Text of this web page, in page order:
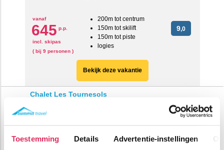
Toestemming Details Advertentie-instellingen
vanaf
645 p.p.
incl. skipas
( bij 9 personen )
200m tot centrum
150m tot skilift
150m tot piste
logies
9,0
Bekijk deze vakantie
Chalet Les Tournesols